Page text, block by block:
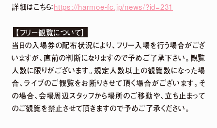
2026」出演決定！
NEWS LIST
詳細はこちら：https://harmoe-fc.jp/news/?id=231
【フリー観覧について】
当日の入場券の配布状況により、フリー入場を行う場合がござ
いますが、直前の判断になりますので予めご了承下さい。観覧
人数に限りがございます。規定人数以上の観覧数になった場
合、ライブのご観覧をお断りさせて頂く場合がございます。そ
の場合、会場周辺スタッフから場所のご移動や、立ち止まって
のご観覧を禁止させて頂きますので予めご了承ください。